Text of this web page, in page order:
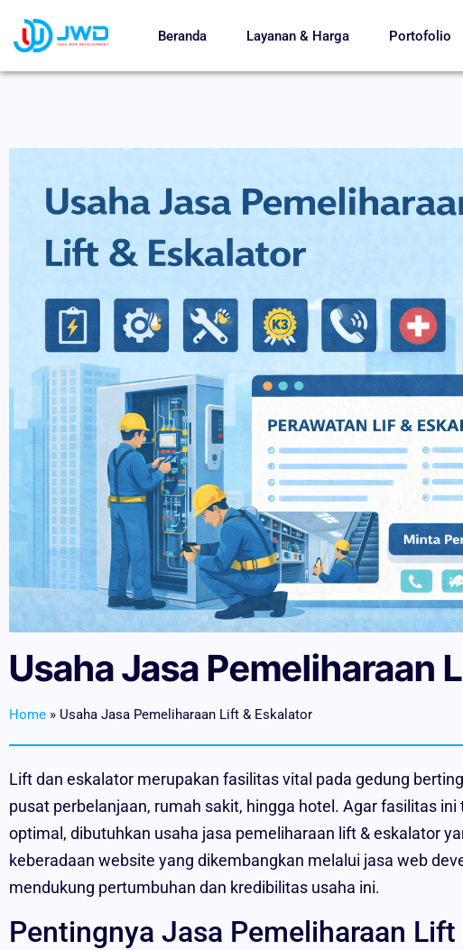
Beranda Layanan & Harga Portofolio
Usaha Jasa Pemeliharaan
Home » Usaha Jasa Pemeliharaan Lift & Eskalator
Lift dan eskalator merupakan fasilitas vital pada gedung
pusat perbelanjaan, rumah sakit, hingga hotel. Agar fasilitas
optimal, dibutuhkan usaha jasa pemeliharaan lift & eskalator
keberadaan website yang dikembangkan melalui jasa web
mendukung pertumbuhan dan kredibilitas usaha ini.
Pentingnya Jasa Pemeliharaan